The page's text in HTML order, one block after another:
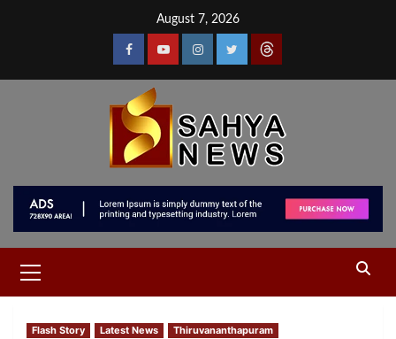
August 7, 2026
Flash Story Latest News Thiruvananthapuram